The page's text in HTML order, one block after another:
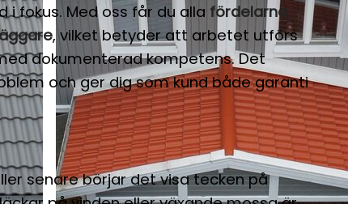
fokus. Med oss får du alla fördelarna
, vilket betyder att arbetet utförs
dokumenterad kompetens. Det
och ger dig som kund både garanti
senare börjar det visa tecken på